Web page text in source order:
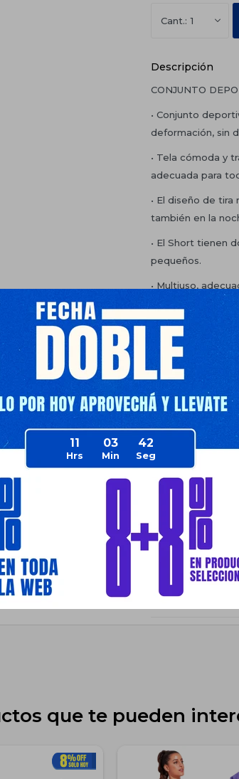
11 03 41
1
Descripción
CONJUNTO
• Conjunto
deformación, sin
• Tela cómoda y
adecuada para
• El diseño de
también en la
• El Short tienen
pequeños.
• Multiuso,
entrenamiento,
gimnasio,
exteriores.
- 1 Camisa de
- 1 Camisa de
- 1 Calza
- 1 Short
- 1 Cuello
Planes de cuotas
que te pueden